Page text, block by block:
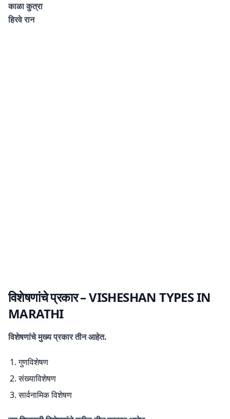
काळा कुत्रा
हिरवे रान
विशेषणांचे प्रकार– VISHESHAN TYPES IN
MARATHI
विशेषणांचे मुख्य प्रकार तीन आहेत.
गुणविशेषण
संख्याविशेषण
सार्वनामिक विशेषण